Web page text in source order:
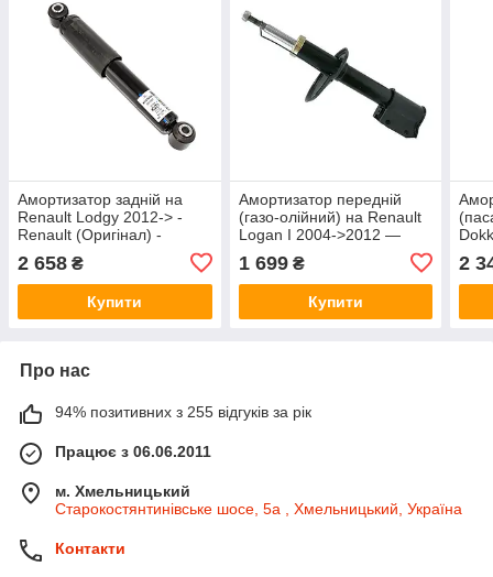
Амортизатор задній на
Renault Lodgy 2012-> -
Renault (Оригінал) -
2 658 ₴
Купити
Амортизатор передній
(газо-олійний) на Renault
Logan I 2004->2012 —
6001550752
1 699₴
Купити
2
Про нас
94% позитивних з 255 відгуків за рік
Працює з 06.06.2011
м. Хмельницький
Старокостянтинівське шосе, 5а , Хмельницький, Україна
Контакти